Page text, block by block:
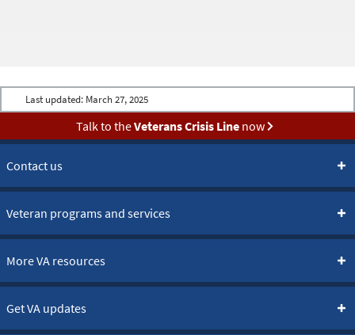
Last updated: March 27, 2025
Talk to theVeterans Crisis Linenow
Contact us
Veteran programs and services
More VA resources
Get VA updates